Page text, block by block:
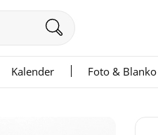
Kalender Foto & Blanko